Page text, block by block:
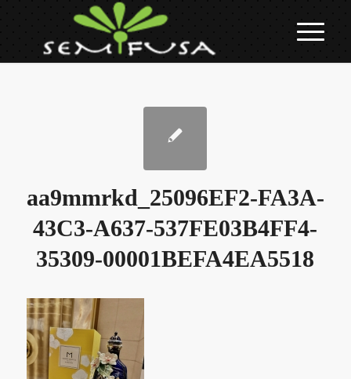
aa9mmrkd_25096EF2-FA3A-
43C3-A637-537FE03B4FF4-
35309-00001BEFA4EA5518